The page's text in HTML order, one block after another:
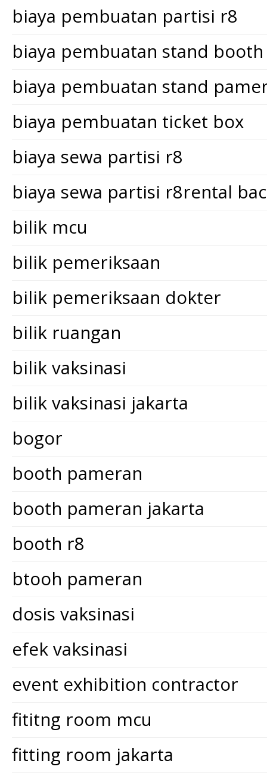
biaya pembuatan partisi r8
biaya pembuatan stand booth
biaya pembuatan stand
biaya pembuatan ticket box
biaya sewa partisi r8
biaya sewa partisi r8rental
bilik mcu
bilik pemeriksaan
bilik pemeriksaan dokter
bilik ruangan
bilik vaksinasi
bilik vaksinasi jakarta
bogor
booth pameran
booth pameran jakarta
booth r8
btooh pameran
dosis vaksinasi
efek vaksinasi
event exhibition contractor
fititng room mcu
fitting room jakarta